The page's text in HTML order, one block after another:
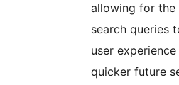
allowing for
search queries
user
quicker future